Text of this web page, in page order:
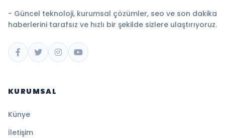
- Güncel teknoloji, kurumsal çözümler, seo ve son dakika
haberlerini tarafsız ve hızlı bir şekilde sizlere ulaştırıyoruz.
KURUMSAL
Künye
İletişim